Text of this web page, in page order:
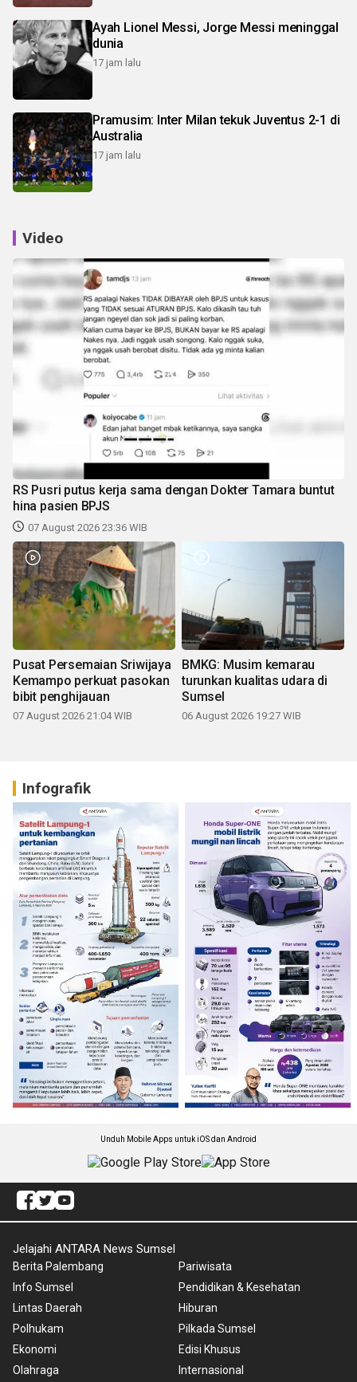
Ayah Lionel Messi, Jorge Messi meninggal
dunia
17 jam lalu
Pramusim: Inter Milan tekuk Juventus 2-1 di
Australia
17 jam lalu
Video
RS Pusri putus kerja sama dengan Dokter Tamara buntut
hina pasien BPJS
07 August 2026 23:36 WIB
Pusat Persemaian Sriwijaya
Kemampo perkuat pasokan
bibit penghijauan
07 August 2026 21:04 WIB
BMKG: Musim kemarau
turunkan kualitas udara di
Sumsel
06 August 2026 19:27 WIB
Infografik
Unduh Mobile Apps untuk iOS dan Android
Jelajahi ANTARA News Sumsel
Berita Palembang
Info Sumsel
Lintas Daerah
Polhukam
Ekonomi
Olahraga
Pariwisata
Pendidikan & Kesehatan
Hiburan
Pilkada Sumsel
Edisi Khusus
Internasional